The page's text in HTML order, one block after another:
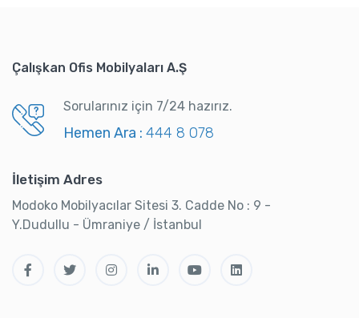
Çalışkan Ofis Mobilyaları A.Ş
Sorularınız için 7/24 hazırız.
Hemen Ara : 444 8 078
İletişim Adres
Modoko Mobilyacılar Sitesi 3. Cadde No : 9 -
Y.Dudullu - Ümraniye / İstanbul